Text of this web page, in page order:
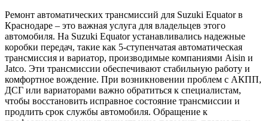
Ремонт автоматических трансмиссий для Suzuki Equator в
Краснодаре – это важная услуга для владельцев этого
автомобиля. На Suzuki Equator устанавливались надежные
коробки передач, такие как 5-ступенчатая автоматическая
трансмиссия и вариатор, производимые компаниями Aisin и
Jatco. Эти трансмиссии обеспечивают стабильную работу и
комфортное вождение. При возникновении проблем с АКПП,
ДСГ или вариаторами важно обратиться к специалистам,
чтобы восстановить исправное состояние трансмиссии и
продлить срок службы автомобиля. Обращение к